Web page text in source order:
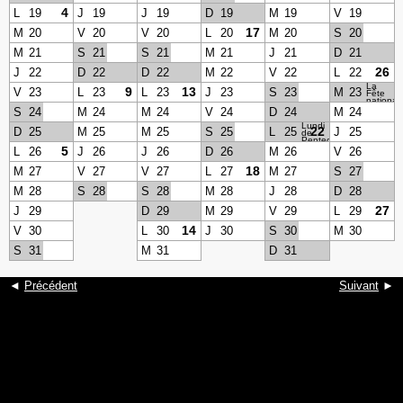
L
19 4 J 19 J 19 D 19 M 19 V 19
M 20 V 20 V 20 L 20 17 M 20 S 20
M 21 S 21 S 21 M 21 J 21 D 21
J
22 D 22 D 22 M 22 V 22 L 22 26
V 23 L 23 9 L 23 13 J 23 S 23 M 23 La
Fête
S 24 M 24 M 24 V 24 D 24 M 24
D 25 M 25 M 25 S 25 L 25 22
Lundi
de
Pentecôte
J
25
L
26 5 J 26 J 26 D 26 M 26 V 26
M 27 V 27 V 27 L 27 18 M 27 S 27
M 28 S 28 S 28 M 28 J 28 D 28
J
29 D 29 M 29 V 29 L 29 27
V 30 L 30 14 J 30 S 30 M 30
S 31 M 31 D 31
◄ Précédent Suivant ►